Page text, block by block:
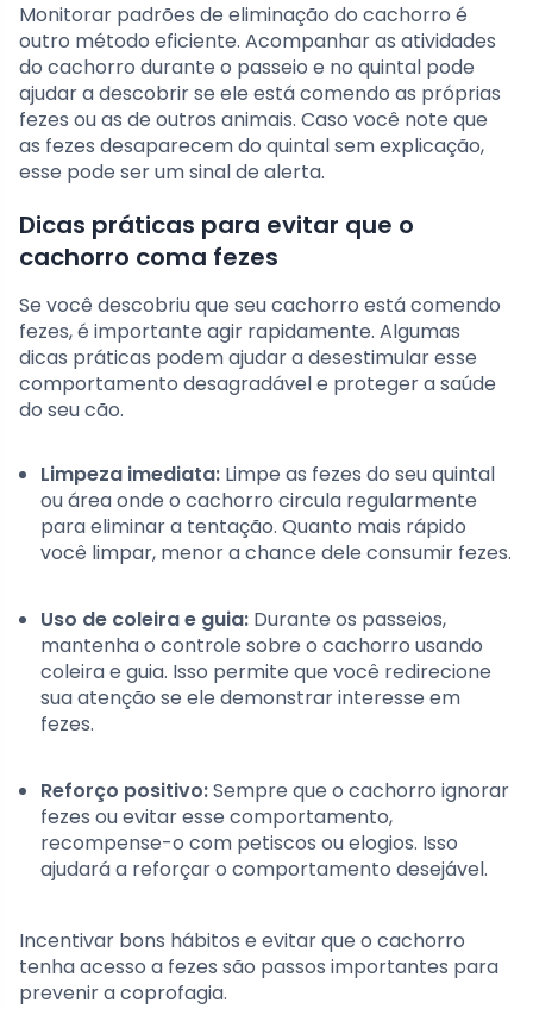
Monitorar padrões de eliminação do cachorro é
outro método eficiente. Acompanhar as atividades
do cachorro durante o passeio e no quintal pode
ajudar a descobrir se ele está comendo as próprias
fezes ou as de outros animais. Caso você note que
as fezes desaparecem do quintal sem explicação,
esse pode ser um sinal de alerta.
Dicas práticas para evitar que o
cachorro coma fezes
Se você descobriu que seu cachorro está comendo
fezes, é importante agir rapidamente. Algumas
dicas práticas podem ajudar a desestimular esse
comportamento desagradável e proteger a saúde
do seu cão.
Limpeza imediata: Limpe as fezes do seu quintal
ou área onde o cachorro circula regularmente
para eliminar a tentação. Quanto mais rápido
você limpar, menor a chance dele consumir fezes.
Uso de coleira e guia: Durante os passeios,
mantenha o controle sobre o cachorro usando
coleira e guia. Isso permite que você redirecione
sua atenção se ele demonstrar interesse em
fezes.
Reforço positivo:Sempre que o cachorro ignorar
fezes ou evitar esse comportamento,
recompense-o com petiscos ou elogios. Isso
ajudará a reforçar o comportamento desejável.
Incentivar bons hábitos e evitar que o cachorro
tenha acesso a fezes são passos importantes para
prevenir a coprofagia.